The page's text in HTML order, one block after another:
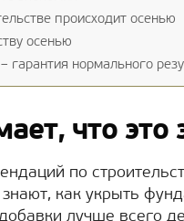
происходит осенью
осенью
гарантия нормального
что это
по
как укрыть
лучше всего